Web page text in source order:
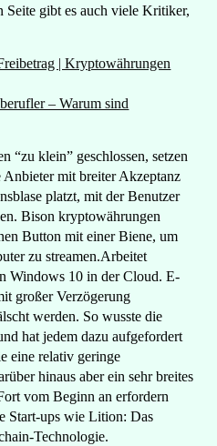
gibt es auch viele Kritiker,
| Kryptowährungen
– Warum sind
“zu klein” geschlossen, setzen
Anbieter mit breiter Akzeptanz
platzt, mit der Benutzer
Bison kryptowährungen
Button mit einer Biene, um
zu streamen.Arbeitet
Windows 10 in der Cloud. E-
großer Verzögerung
werden. So wusste die
hat jedem dazu aufgefordert
eine relativ geringe
hinaus aber ein sehr breites
vom Beginn an erfordern
Start-ups wie Lition: Das
Technologie.